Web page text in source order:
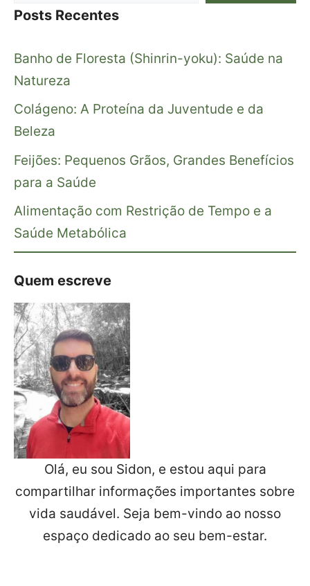
Posts Recentes
Banho de Floresta (Shinrin-yoku): Saúde na
Natureza
Colágeno: A Proteína da Juventude e da
Beleza
Feijões: Pequenos Grãos, Grandes Benefícios
para a Saúde
Alimentação com Restrição de Tempo e a
Saúde Metabólica
Quem escreve
Olá, eu sou Sidon, e estou aqui para
compartilhar informações importantes sobre
vida saudável. Seja bem-vindo ao nosso
espaço dedicado ao seu bem-estar.